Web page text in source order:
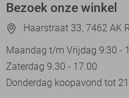
Bezoek onze winkel
Haarstraat 33, 7462 AK
Maandag t/m Vrijdag 9:30 -
Zaterdag 9.30 - 17.00
Donderdag koopavond tot